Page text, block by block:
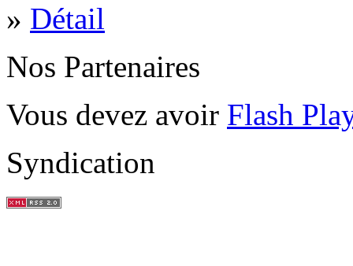
» Détail
Nos Partenaires
Vous devez avoir Flash
Syndication